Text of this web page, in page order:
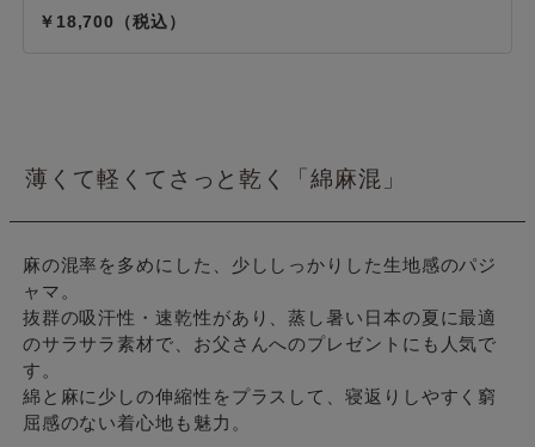
18,700
薄くて軽くてさっと乾く「綿麻混」
麻の混率を多めにした、少ししっかりした生地感のパジ
ャマ。
抜群の吸汗性・速乾性があり、蒸し暑い日本の夏に最適
のサラサラ素材で、お父さんへのプレゼントにも人気で
す。
綿と麻に少しの伸縮性をプラスして、寝返りしやすく窮
屈感のない着心地も魅力。